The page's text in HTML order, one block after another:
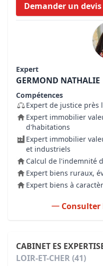
Demander un devis
Expert
GERMOND NATHALIE
Compétences
Expert de justice près
Expert immobilier
d'habitations
Expert immobilier
et industriels
Calcul de l'indemnité
Expert biens ruraux,
Expert biens à
Consulter
CABINET ES
LOIR-ET-CHER (41)